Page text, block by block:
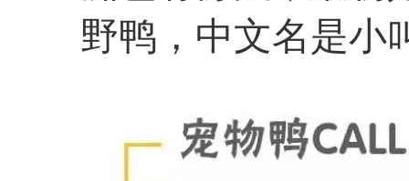
野鸭，中文名是小